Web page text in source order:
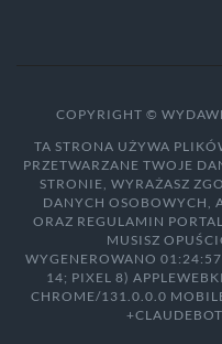
COPYRIGHT ©
TA STRONA UŻYWA
PRZETWARZANE TWOJE
STRONIE, WYRAŻASZ
DANYCH OSOBOWYCH,
ORAZ REGULAMIN
MUSISZ
WYGENEROWANO
14; PIXEL 8)
CHROME/131.0.0.0